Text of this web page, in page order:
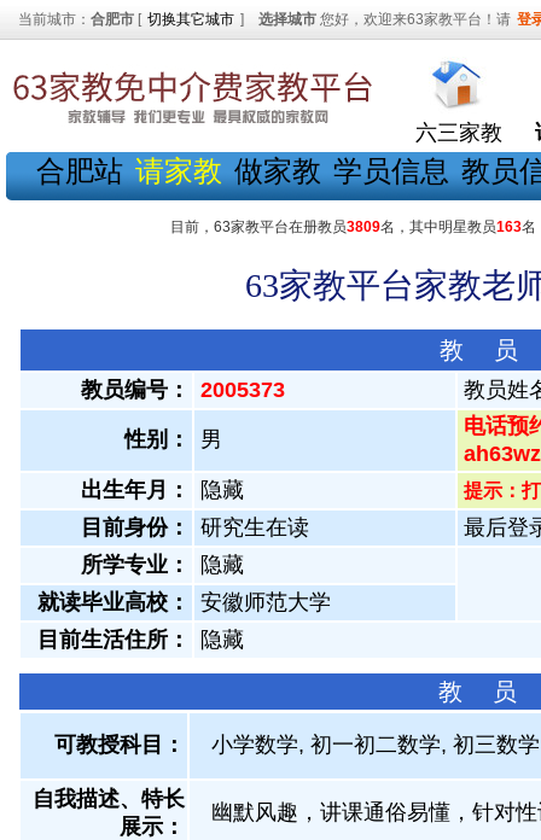
当前城市： 合肥市 [ 切换其它城市 ] 选择城市 您好，欢迎来63家教平台！请 登
六三家教
合肥站 请家教 做家教 学员信息 教员
目前，63家教平台在册教员3809名，其中明星教员163名
63家教平台家教老
教 员
教员编号： 2005373 教员姓
性别： 男
电话预
出生年月：
隐藏 提示：
目前身份： 研究生在读
最后登
所学专业：
隐藏
就读毕业高校：
安徽师范大学
目前生活住所：
隐藏
教 员
可教授科目： 小学数学, 初一初二数学, 初三数学
自我描述、特长
展示 ：
幽默风趣，讲课通俗易懂，针对